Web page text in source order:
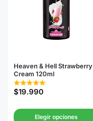
Heaven & Hell Strawberry
Cream 120ml
$19.990
Elegir opciones